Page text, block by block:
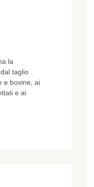
la
taglio
e bovine, ai
e ai